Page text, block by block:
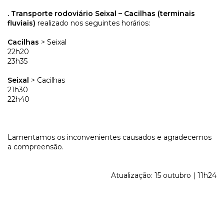
. Transporte rodoviário Seixal – Cacilhas (terminais
fluviais) realizado nos seguintes horários:
Cacilhas > Seixal
22h20
23h35
Seixal > Cacilhas
21h30
22h40
Lamentamos os inconvenientes causados e agradecemos
a compreensão.
Atualização: 15 outubro | 11h24